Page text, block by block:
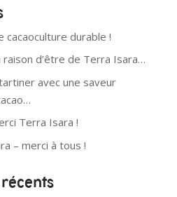
cacaoculture durable !
raison d’être de Terra Isara…
avec une saveur
Terra Isara !
– merci à tous !